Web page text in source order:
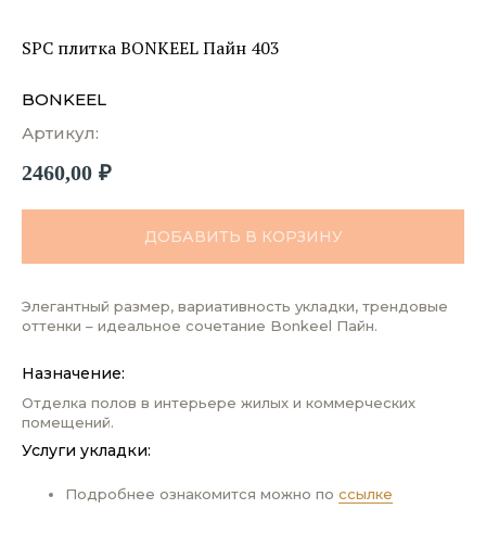
SPC плитка BONKEEL Пайн 403
BONKEEL
Артикул:
2460,00 ₽
ДОБАВИТЬ В КОРЗИНУ
Элегантный размер, вариативность укладки, трендовые
оттенки – идеальное сочетание Bonkeel Пайн.
Назначение:
Отделка полов в интерьере жилых и коммерческих
помещений.
Услуги укладки:
Подробнее ознакомится можно по ссылке